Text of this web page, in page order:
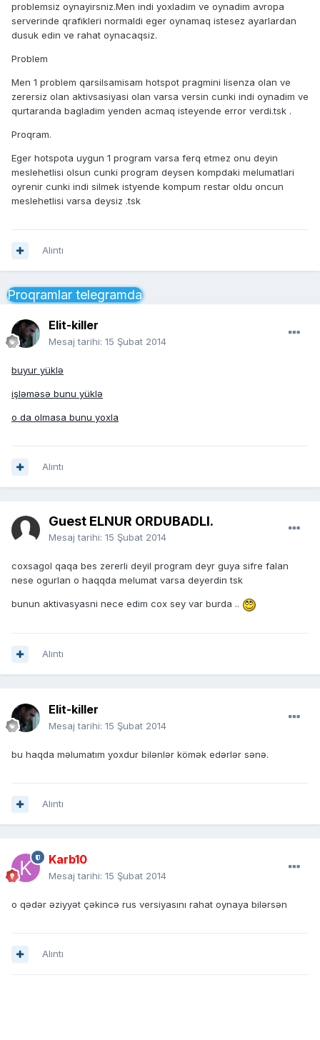
problemsiz oynayirsniz.Men indi yoxladim ve oynadim avropa
serverinde qrafikleri normaldi eger oynamaq istesez ayarlardan
dusuk edin ve rahat oynacaqsiz.
Problem
Men 1 problem qarsilsamisam hotspot pragmini lisenza olan ve
zerersiz olan aktivsasiyasi olan varsa versin cunki indi oynadim ve
qurtaranda bagladim yenden acmaq isteyende error verdi.tsk .
Proqram.
Eger hotspota uygun 1 program varsa ferq etmez onu deyin
meslehetlisi olsun cunki program deysen kompdaki melumatlari
oyrenir cunki indi silmek istyende kompum restar oldu oncun
meslehetlisi varsa deysiz .tsk
Alıntı
Proqramlar telegramda
Elit-killer
Mesaj tarihi: 15 Şubat 2014
buyur yüklə
işləməsə bunu yüklə
o da olmasa bunu yoxla
Alıntı
Guest ELNUR ORDUBADLI.
Mesaj tarihi: 15 Şubat 2014
coxsagol qaqa bes zererli deyil program deyr guya sifre falan
nese ogurlan o haqqda melumat varsa deyerdin tsk
bunun aktivasyasni nece edim cox sey var burda ..
Alıntı
Elit-killer
Mesaj tarihi: 15 Şubat 2014
bu haqda məlumatım yoxdur bilənlər kömək edərlər sənə.
Alıntı
Karb10
Mesaj tarihi: 15 Şubat 2014
o qədər əziyyət çəkincə rus versiyasını rahat oynaya bilərsən
Alıntı